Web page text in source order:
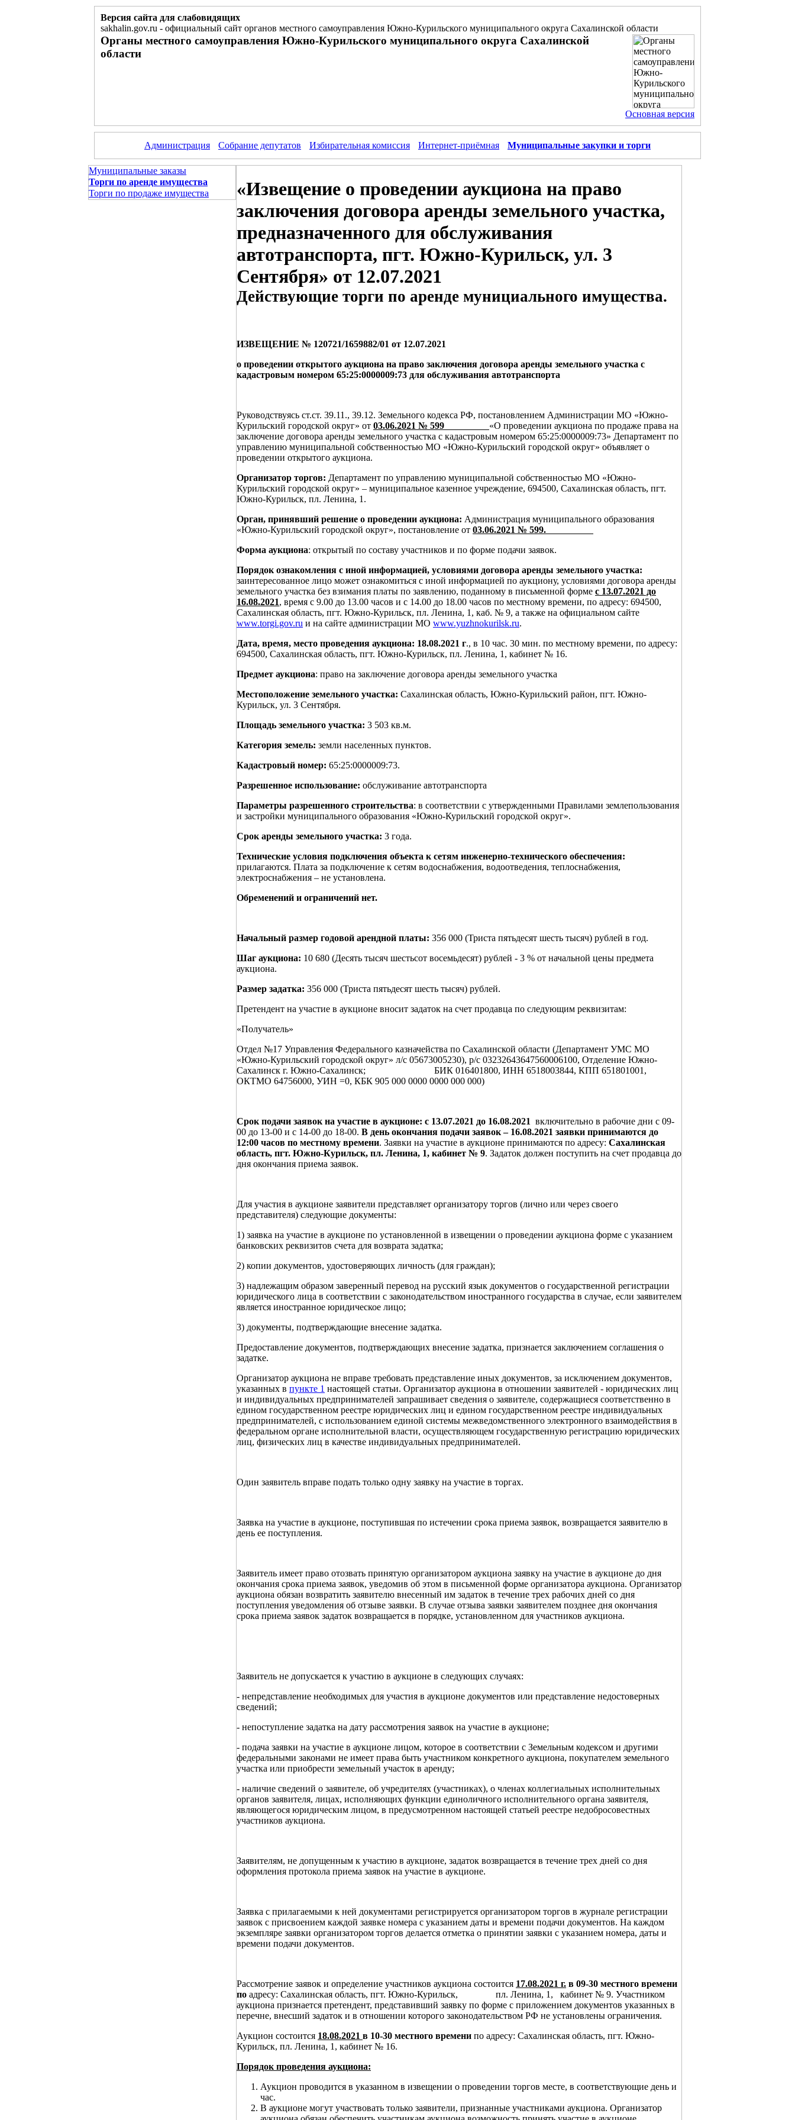
Версия сайта для слабовидящих
sakhalin.gov.ru - официальный сайт органов местного самоуправления Южно-Курильского муниципального округа Сахалинской области
Органы местного самоуправления Южно-Курильского муниципального округа Сахалинской
области
Основная версия
Администрация Собрание депутатов Избирательная комиссия Интернет-приёмная Муниципальные закупки и торги
Муниципальные заказы
Торги по аренде имущества
Торги по продаже имущества
«Извещение о проведении аукциона на право
заключения договора аренды земельного участка,
предназначенного для обслуживания
автотранспорта, пгт. Южно-Курильск, ул. 3
Сентября» от 12.07.2021
Действующие торги по аренде мунициального имущества.
ИЗВЕЩЕНИЕ № 120721/1659882/01 от 12.07.2021
о проведении открытого аукциона на право заключения договора аренды земельного участка с
кадастровым номером 65:25:0000009:73 для обслуживания автотранспорта
Руководствуясь ст.ст. 39.11., 39.12. Земельного кодекса РФ, постановлением Администрации МО «Южно-
Курильский городской округ» от 03.06.2021 № 599 «О проведении аукциона по продаже права на
заключение договора аренды земельного участка с кадастровым номером 65:25:0000009:73» Департамент по
управлению муниципальной собственностью МО «Южно-Курильский городской округ» объявляет о
проведении открытого аукциона.
Организатор торгов: Департамент по управлению муниципальной собственностью МО «Южно-
Курильский городской округ» – муниципальное казенное учреждение, 694500, Сахалинская область, пгт.
Южно-Курильск, пл. Ленина, 1.
Орган, принявший решение о проведении аукциона: Администрация муниципального образования
«Южно-Курильский городской округ», постановление от 03.06.2021 № 599.
Форма аукциона: открытый по составу участников и по форме подачи заявок.
Порядок ознакомления с иной информацией, условиями договора аренды земельного участка:
заинтересованное лицо может ознакомиться с иной информацией по аукциону, условиями договора аренды
земельного участка без взимания платы по заявлению, поданному в письменной форме с 13.07.2021 до
16.08.2021, время с 9.00 до 13.00 часов и с 14.00 до 18.00 часов по местному времени, по адресу: 694500,
Сахалинская область, пгт. Южно-Курильск, пл. Ленина, 1, каб. № 9, а также на официальном сайте
www.torgi.gov.ru и на сайте администрации МО www.yuzhnokurilsk.ru.
Дата, время, место проведения аукциона: 18.08.2021 г., в 10 час. 30 мин. по местному времени, по адресу:
694500, Сахалинская область, пгт. Южно-Курильск, пл. Ленина, 1, кабинет № 16.
Предмет аукциона: право на заключение договора аренды земельного участка
Местоположение земельного участка: Сахалинская область, Южно-Курильский район, пгт. Южно-
Курильск, ул. 3 Сентября.
Площадь земельного участка: 3 503 кв.м.
Категория земель: земли населенных пунктов.
Кадастровый номер: 65:25:0000009:73.
Разрешенное использование: обслуживание автотранспорта
Параметры разрешенного строительства: в соответствии с утвержденными Правилами землепользования
и застройки муниципального образования «Южно-Курильский городской округ».
Срок аренды земельного участка: 3 года.
Технические условия подключения объекта к сетям инженерно-технического обеспечения:
прилагаются. Плата за подключение к сетям водоснабжения, водоотведения, теплоснабжения,
электроснабжения – не установлена.
Обременений и ограничений нет.
Начальный размер годовой арендной платы: 356 000 (Триста пятьдесят шесть тысяч) рублей в год.
Шаг аукциона: 10 680 (Десять тысяч шестьсот восемьдесят) рублей - 3 % от начальной цены предмета
аукциона.
Размер задатка: 356 000 (Триста пятьдесят шесть тысяч) рублей.
Претендент на участие в аукционе вносит задаток на счет продавца по следующим реквизитам:
«Получатель»
Отдел №17 Управления Федерального казначейства по Сахалинской области (Департамент УМС МО
«Южно-Курильский городской округ» л/с 05673005230), р/с 03232643647560006100, Отделение Южно-
Сахалинск г. Южно-Сахалинск; БИК 016401800, ИНН 6518003844, КПП 651801001,
ОКТМО 64756000, УИН =0, КБК 905 000 0000 0000 000 000)
Срок подачи заявок на участие в аукционе: с 13.07.2021 до 16.08.2021 включительно в рабочие дни с 09-
00 до 13-00 и с 14-00 до 18-00. В день окончания подачи заявок – 16.08.2021 заявки принимаются до
12:00 часов по местному времени. Заявки на участие в аукционе принимаются по адресу: Сахалинская
область, пгт. Южно-Курильск, пл. Ленина, 1, кабинет № 9. Задаток должен поступить на счет продавца до
дня окончания приема заявок.
Для участия в аукционе заявители представляет организатору торгов (лично или через своего
представителя) следующие документы:
1) заявка на участие в аукционе по установленной в извещении о проведении аукциона форме с указанием
банковских реквизитов счета для возврата задатка;
2) копии документов, удостоверяющих личность (для граждан);
3) надлежащим образом заверенный перевод на русский язык документов о государственной регистрации
юридического лица в соответствии с законодательством иностранного государства в случае, если заявителем
является иностранное юридическое лицо;
3) документы, подтверждающие внесение задатка.
Предоставление документов, подтверждающих внесение задатка, признается заключением соглашения о
задатке.
Организатор аукциона не вправе требовать представление иных документов, за исключением документов,
указанных в пункте 1 настоящей статьи. Организатор аукциона в отношении заявителей - юридических лиц
и индивидуальных предпринимателей запрашивает сведения о заявителе, содержащиеся соответственно в
едином государственном реестре юридических лиц и едином государственном реестре индивидуальных
предпринимателей, с использованием единой системы межведомственного электронного взаимодействия в
федеральном органе исполнительной власти, осуществляющем государственную регистрацию юридических
лиц, физических лиц в качестве индивидуальных предпринимателей.
Один заявитель вправе подать только одну заявку на участие в торгах.
Заявка на участие в аукционе, поступившая по истечении срока приема заявок, возвращается заявителю в
день ее поступления.
Заявитель имеет право отозвать принятую организатором аукциона заявку на участие в аукционе до дня
окончания срока приема заявок, уведомив об этом в письменной форме организатора аукциона. Организатор
аукциона обязан возвратить заявителю внесенный им задаток в течение трех рабочих дней со дня
поступления уведомления об отзыве заявки. В случае отзыва заявки заявителем позднее дня окончания
срока приема заявок задаток возвращается в порядке, установленном для участников аукциона.
Заявитель не допускается к участию в аукционе в следующих случаях:
- непредставление необходимых для участия в аукционе документов или представление недостоверных
сведений;
- непоступление задатка на дату рассмотрения заявок на участие в аукционе;
- подача заявки на участие в аукционе лицом, которое в соответствии с Земельным кодексом и другими
федеральными законами не имеет права быть участником конкретного аукциона, покупателем земельного
участка или приобрести земельный участок в аренду;
- наличие сведений о заявителе, об учредителях (участниках), о членах коллегиальных исполнительных
органов заявителя, лицах, исполняющих функции единоличного исполнительного органа заявителя,
являющегося юридическим лицом, в предусмотренном настоящей статьей реестре недобросовестных
участников аукциона.
Заявителям, не допущенным к участию в аукционе, задаток возвращается в течение трех дней со дня
оформления протокола приема заявок на участие в аукционе.
Заявка с прилагаемыми к ней документами регистрируется организатором торгов в журнале регистрации
заявок с присвоением каждой заявке номера с указанием даты и времени подачи документов. На каждом
экземпляре заявки организатором торгов делается отметка о принятии заявки с указанием номера, даты и
времени подачи документов.
Рассмотрение заявок и определение участников аукциона состоится 17.08.2021 г. в 09-30 местного времени
по адресу: Сахалинская область, пгт. Южно-Курильск, пл. Ленина, 1, кабинет № 9. Участником
аукциона признается претендент, представивший заявку по форме с приложением документов указанных в
перечне, внесший задаток и в отношении которого законодательством РФ не установлены ограничения.
Аукцион состоится 18.08.2021 в 10-30 местного времени по адресу: Сахалинская область, пгт. Южно-
Курильск, пл. Ленина, 1, кабинет № 16.
Порядок проведения аукциона:
Аукцион проводится в указанном в извещении о проведении торгов месте, в соответствующие день и
час.
В аукционе могут участвовать только заявители, признанные участниками аукциона. Организатор